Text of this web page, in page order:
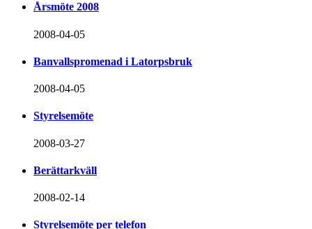
Årsmöte 2008
2008-04-05
Banvallspromenad i Latorpsbruk
2008-04-05
Styrelsemöte
2008-03-27
Berättarkväll
2008-02-14
Styrelsemöte per telefon